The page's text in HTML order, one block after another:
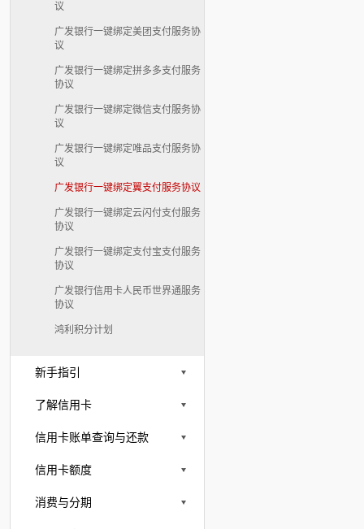
议
广发银行一键绑定美团支付服务协
议
广发银行一键绑定拼多多支付服务
协议
广发银行一键绑定微信支付服务协
议
广发银行一键绑定唯品支付服务协
议
广发银行一键绑定翼支付服务协议
广发银行一键绑定云闪付支付服务
协议
广发银行一键绑定支付宝支付服务
协议
广发银行信用卡人民币世界通服务
协议
鸿利积分计划
新手指引
了解信用卡
信用卡账单查询与还款
信用卡额度
消费与分期